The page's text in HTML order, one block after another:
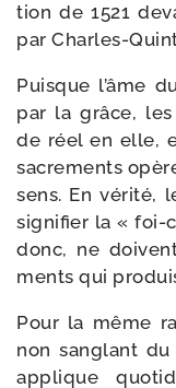
tion de 1521
par Charles-
Puisque l’âme
par la grâce, les
de réel en elle,
sacre­ments
sens. En véri­té,
signi­fier la « foi-​
donc, ne
ments qui
Pour la même
non san­glant
applique